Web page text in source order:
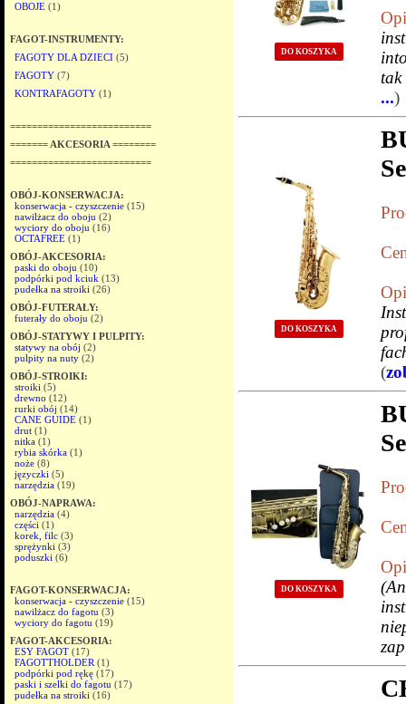
OBOJE (1)
FAGOT-INSTRUMENTY:
FAGOTY DLA DZIECI (5)
FAGOTY (7)
KONTRAFAGOTY (1)
==========================
======= AKCESORIA ========
==========================
OBÓJ-KONSERWACJA:
konserwacja - czyszczenie (15)
nawilżacz do oboju (2)
wyciory do oboju (16)
OCTAFREE (1)
OBÓJ-AKCESORIA:
paski do oboju (10)
podpórki pod kciuk (13)
pudełka na stroiki (26)
OBÓJ-FUTERAŁY:
futerały do oboju (2)
OBÓJ-STATYWY I PULPITY:
statywy na obój (2)
pulpity na nuty (2)
OBÓJ-STROIKI:
stroiki (5)
drewno (12)
rurki obój (14)
CANE GUIDE (1)
drut (1)
nitka (1)
rybia skórka (1)
noże (8)
języczki (5)
narzędzia (19)
OBÓJ-NAPRAWA:
narzędzia (4)
części (1)
korek, filc (3)
sprężynki (3)
poduszki (6)
FAGOT-KONSERWACJA:
konserwacja - czyszczenie (15)
nawilżacz do fagotu (3)
wyciory do fagotu (19)
FAGOT-AKCESORIA:
ESY FAGOT (17)
FAGOTTHOLDER (1)
podpórki pod rękę (17)
paski i szelki do fagotu (17)
pudełka na stroiki (16)
DO KOSZYKA
...)
DO KOSZYKA
(
DO KOSZYKA